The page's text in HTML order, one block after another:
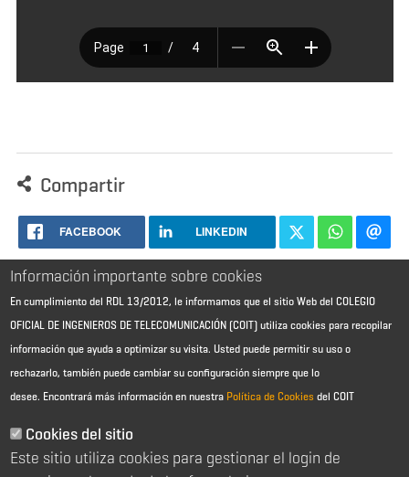
Compartir
FACEBOOK LINKEDIN
Aviso Legal - Información general
Política de cookies
Política de reembolso
Información importante sobre cookies
En cumplimiento del RDL 13/2012, le informamos que el sitio Web del COLEGIO
OFICIAL DE INGENIEROS DE TELECOMUNICACIÓN (COIT) utiliza cookies para recopilar
información que ayuda a optimizar su visita. Usted puede permitir su uso o
rechazarlo, también puede cambiar su configuración siempre que lo
desee. Encontrará más información en nuestra Política de Cookies del COIT
Cookies del sitio
Este sitio utiliza cookies para gestionar el login de